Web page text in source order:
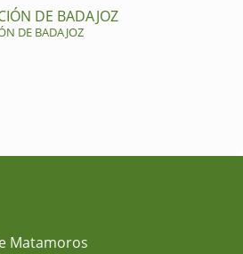
DE BADAJOZ
DE BADAJOZ
Matamoros